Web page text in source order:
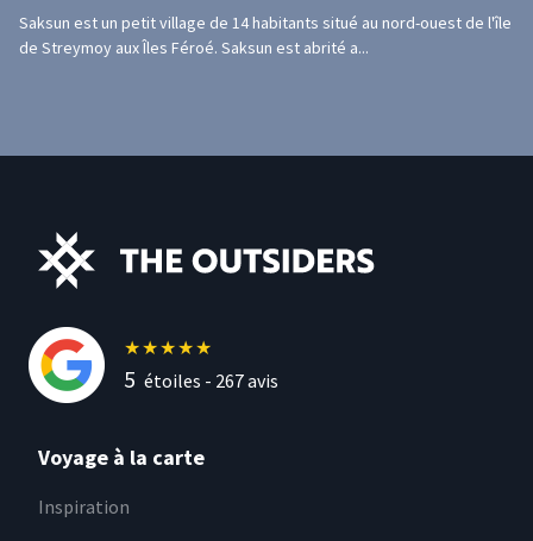
Saksun est un petit village de 14 habitants situé au nord-ouest de l'île
de Streymoy aux Îles Féroé. Saksun est abrité a...
★★★★★
5 étoiles - 267avis
Voyage à la carte
Inspiration